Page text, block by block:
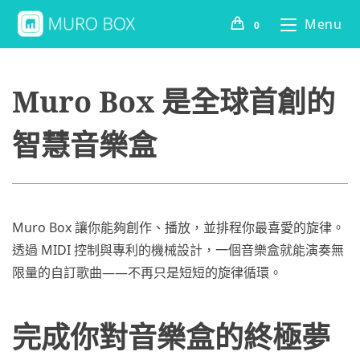
0 Menu
Muro Box 是全球首創的
智慧音樂盒
Muro Box 讓你能夠創作、播放，並排程你最喜愛的旋律。
透過 MIDI 控制與專利的機械設計，一個音樂盒就能演奏無
限量的自訂歌曲——不再只是短短的旋律循環。
完成你對音樂盒的終極夢